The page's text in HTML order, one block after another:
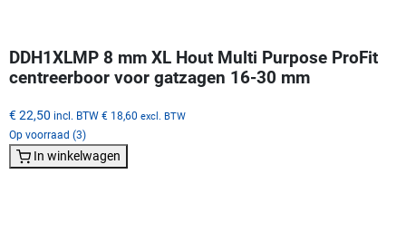
DDH1XLMP 8 mm XL Hout Multi Purpose ProFit
centreerboor voor gatzagen 16-30 mm
€ 22,50 incl. BTW € 18,60 excl. BTW
Op voorraad (3)
In winkelwagen